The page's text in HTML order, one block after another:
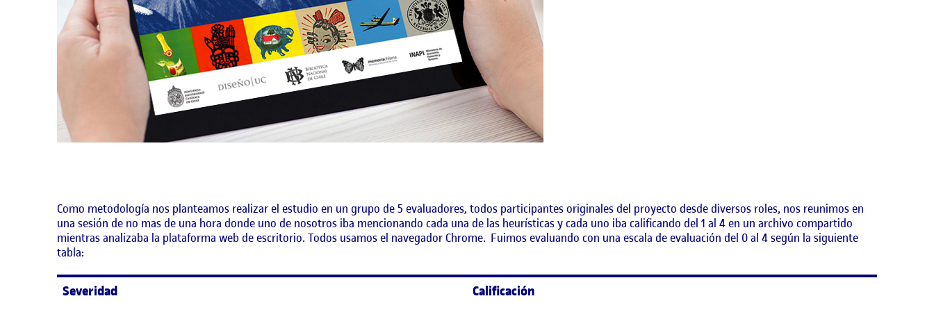
Como metodología nos planteamos realizar el estudio en un grupo de 5 evaluadores, todos participantes originales del proyecto desde diversos roles, nos reunimos en
una sesión de no mas de una hora donde uno de nosotros iba mencionando cada una de las heurísticas y cada uno iba calificando del 1 al 4 en un archivo compartido
mientras analizaba la plataforma web de escritorio. Todos usamos el navegador Chrome. Fuimos evaluando con una escala de evaluación del 0 al 4 según la siguiente
tabla:
Severidad Calificación